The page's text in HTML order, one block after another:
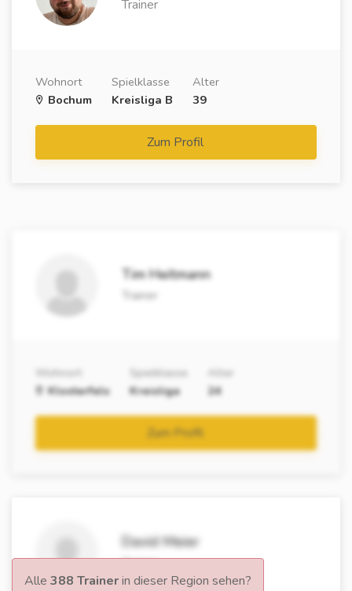
Trainer
Wohnort
Bochum
Spielklasse
Kreisliga B
Alter
39
Zum Profil
Tim Heitmann
Trainer
Wohnort
Klosterfels
Spielklasse
Kreisliga
Alter
24
Zum Profil
David Meier
Trainer
Alle 388 Trainerin dieser Region sehen?